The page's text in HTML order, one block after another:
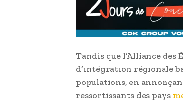
Tandis que l’Alliance des
d’intégration régionale
populations, en
ressortissants des pays